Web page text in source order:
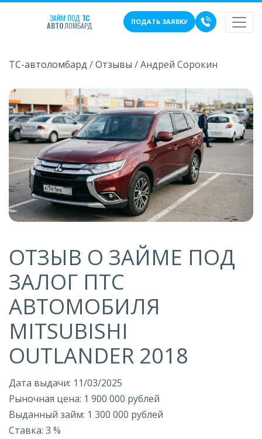
ЗАЙМ ПОД ТС
АВТОЛОМБАРД ПОДАТЬ ЗАЯВКУ
ТС-автоломбард /Отзывы /Андрей Сорокин
ОТЗЫВ О ЗАЙМЕ ПОД
ЗАЛОГ ПТС
АВТОМОБИЛЯ
MITSUBISHI
OUTLANDER 2018
Дата выдачи: 11/03/2025
Рыночная цена: 1 900 000 рублей
Выданный займ: 1 300 000 рублей
Ставка: 3 %